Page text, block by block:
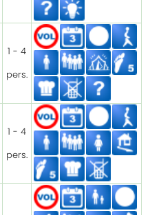
1 - 4
pers.
1 - 4
pers.